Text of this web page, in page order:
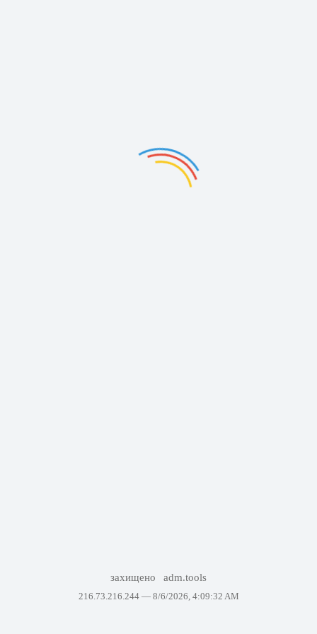
захищено adm.tools
216.73.216.244 — 8/6/2026, 4:09:32 AM